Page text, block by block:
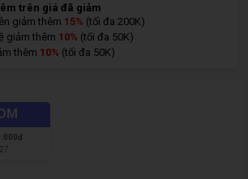
trên giá đã giảm
giảm thêm 15% (tối đa 200K)
giảm thêm 10% (tối đa 50K)
thêm 10% (tối đa 50K)